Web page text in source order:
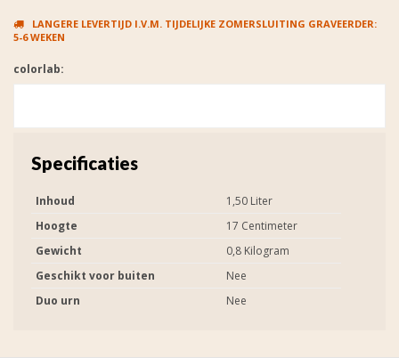
LANGERE LEVERTIJD I.V.M. TIJDELIJKE ZOMERSLUITING GRAVEERDER:
5-6 WEKEN
colorlab:
Specificaties
Inhoud
1,50 Liter
Hoogte
17 Centimeter
Gewicht
0,8 Kilogram
Geschikt voor buiten
Nee
Duo urn
Nee